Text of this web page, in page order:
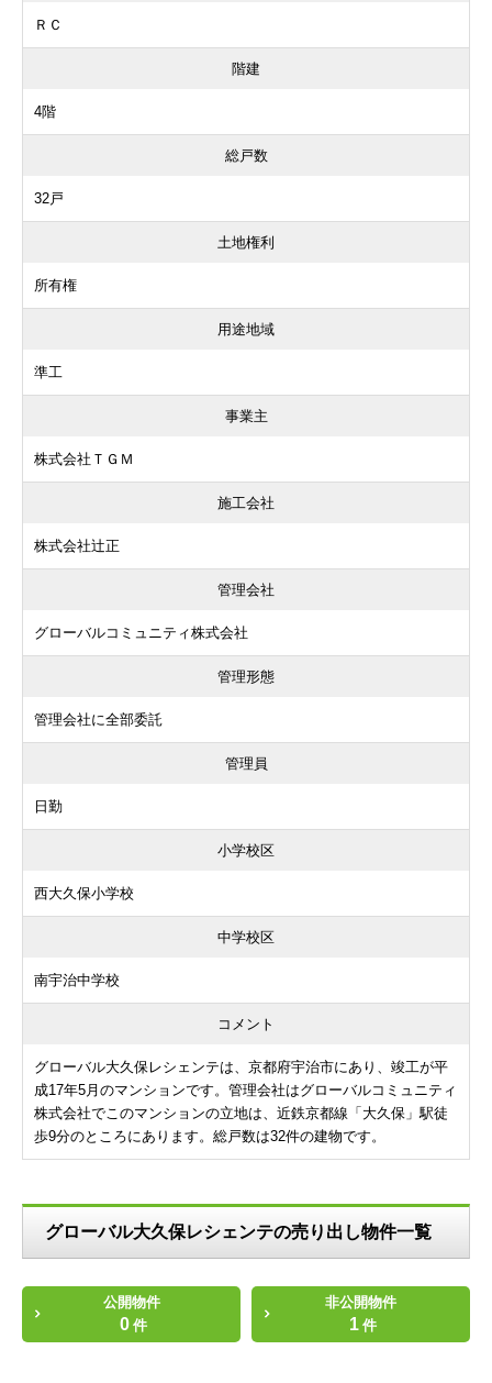
ＲＣ
階建
4階
総戸数
32戸
土地権利
所有権
用途地域
準工
事業主
株式会社ＴＧＭ
施工会社
株式会社辻正
管理会社
グローバルコミュニティ株式会社
管理形態
管理会社に全部委託
管理員
日勤
小学校区
西大久保小学校
中学校区
南宇治中学校
コメント
グローバル大久保レシェンテは、京都府宇治市にあり、竣工が平
成17年5月のマンションです。管理会社はグローバルコミュニティ
株式会社でこのマンションの立地は、近鉄京都線「大久保」駅徒
歩9分のところにあります。総戸数は32件の建物です。
グローバル大久保レシェンテの売り出し物件一覧
公開物件
0 件
非公開物件
1 件